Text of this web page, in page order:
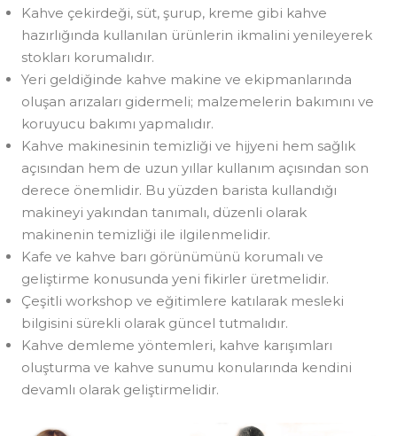
Kahve çekirdeği, süt, şurup, kreme gibi kahve
hazırlığında kullanılan ürünlerin ikmalini yenileyerek
stokları korumalıdır.
Yeri geldiğinde kahve makine ve ekipmanlarında
oluşan arızaları gidermeli; malzemelerin bakımını ve
koruyucu bakımı yapmalıdır.
Kahve makinesinin temizliği ve hijyeni hem sağlık
açısından hem de uzun yıllar kullanım açısından son
derece önemlidir. Bu yüzden barista kullandığı
makineyi yakından tanımalı, düzenli olarak
makinenin temizliği ile ilgilenmelidir.
Kafe ve kahve barı görünümünü korumalı ve
geliştirme konusunda yeni fikirler üretmelidir.
Çeşitli workshop ve eğitimlere katılarak mesleki
bilgisini sürekli olarak güncel tutmalıdır.
Kahve demleme yöntemleri, kahve karışımları
oluşturma ve kahve sunumu konularında kendini
devamlı olarak geliştirmelidir.